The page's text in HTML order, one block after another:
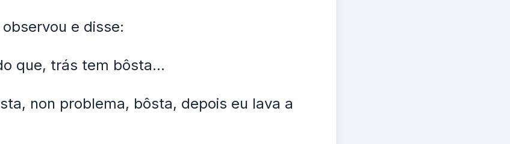
e disse:
que, trás tem bôsta...
non problema, bôsta, depois eu lava a